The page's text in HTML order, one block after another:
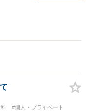
の際はお
料 #個人・プライベート